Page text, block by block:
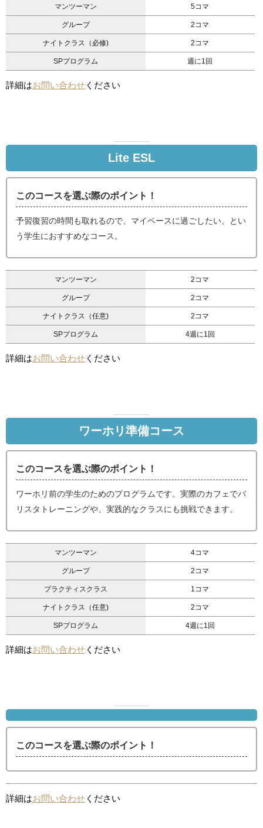
マンツーマン 5コマ
グループ 2コマ
ナイトクラス（必修) 2コマ
SPプログラム 週に1回
詳細はお問い合わせ ください
Lite ESL
このコースを選ぶ際のポイント！
予習復習の時間も取れるので、マイペースに過ごしたい、とい
う学生におすすめなコース。
マンツーマン 2コマ
グループ 2コマ
ナイトクラス（任意) 2コマ
SPプログラム 4週に1回
詳細はお問い合わせ ください
ワーホリ準備コース
このコースを選ぶ際のポイント！
ワーホリ前の学生のためのプログラムです。実際のカフェでバ
リスタトレーニングや、実践的なクラスにも挑戦できます。
マンツーマン 4コマ
グループ 2コマ
プラクティスクラス 1コマ
ナイトクラス（任意) 2コマ
SPプログラム 4週に1回
詳細はお問い合わせ ください
このコースを選ぶ際のポイント！
詳細はお問い合わせ ください